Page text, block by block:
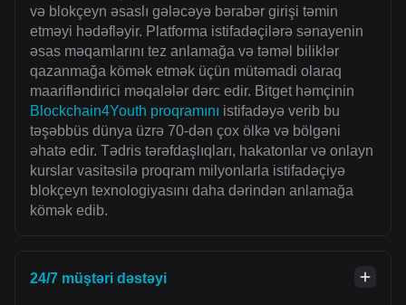
və blokçeyn əsaslı gələcəyə bərabər girişi təmin
etməyi hədəfləyir. Platforma istifadəçilərə sənayenin
əsas məqamlarını tez anlamağa və təməl biliklər
qazanmağa kömək etmək üçün mütəmadi olaraq
maarifləndirici məqalələr dərc edir. Bitget həmçinin
Blockchain4Youth proqramını istifadəyə verib bu
təşəbbüs dünya üzrə 70-dən çox ölkə və bölgəni
əhatə edir. Tədris tərəfdaşlıqları, hakatonlar və onlayn
kurslar vasitəsilə proqram milyonlarla istifadəçiyə
blokçeyn texnologiyasını daha dərindən anlamağa
kömək edib.
24/7 müştəri dəstəyi